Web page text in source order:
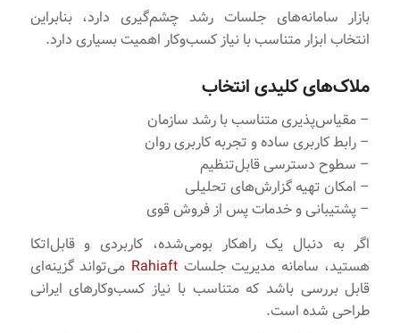
بازار سامانه‌های جلسات رشد چشم‌گیری دارد، بنابراین
انتخاب ابزار متناسب با نیاز کسب‌وکار اهمیت بسیاری دارد.
ملاک‌های کلیدی انتخاب
– مقیاس‌پذیری متناسب با رشد سازمان
– رابط کاربری ساده و تجربه کاربری روان
– سطوح دسترسی قابل‌تنظیم
– امکان تهیه گزارش‌های تحلیلی
– پشتیبانی و خدمات پس از فروش قوی
اگر به دنبال یک راهکار بومی‌شده، کاربردی و قابل‌اتکا
هستید، سامانه مدیریت جلساتRahiaft می‌تواند گزینه‌ای
قابل بررسی باشد که متناسب با نیاز کسب‌وکارهای ایرانی
طراحی شده است.